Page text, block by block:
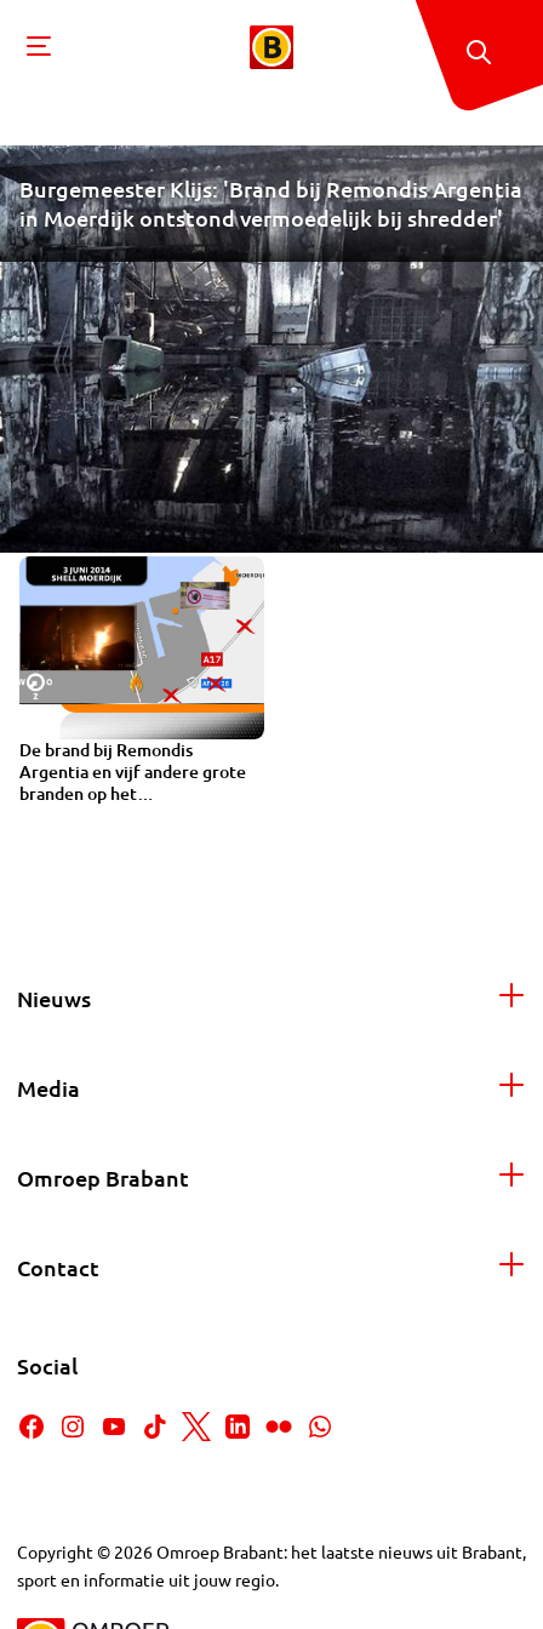
Burgemeester Klijs: 'Brand bij Remondis Argentia
in Moerdijk ontstond vermoedelijk bij shredder'
De brand bij Remondis
Argentia en vijf andere grote
branden op het
VIDEO
Nieuws
Media
Omroep Brabant
Contact
Social
Copyright © 2026Omroep Brabant: het laatste nieuws uit Brabant,
sport en informatie uit jouw regio.